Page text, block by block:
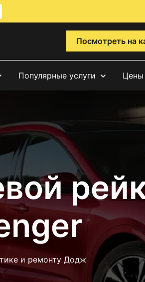
Посмотреть на
Популярные услуги Цены
и ремонту Додж